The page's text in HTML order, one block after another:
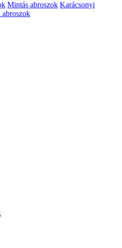
Mintás abroszok Karácsonyi
abroszok